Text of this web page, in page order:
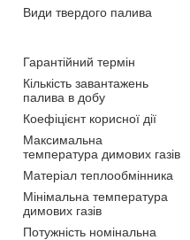
Види твердого палива
Гарантійний термін
Кількість завантажень
палива в добу
Коефіцієнт корисної дії
Максимальна
температура димових газів
Матеріал теплообмінника
Мінімальна температура
димових газів
Потужність номінальна